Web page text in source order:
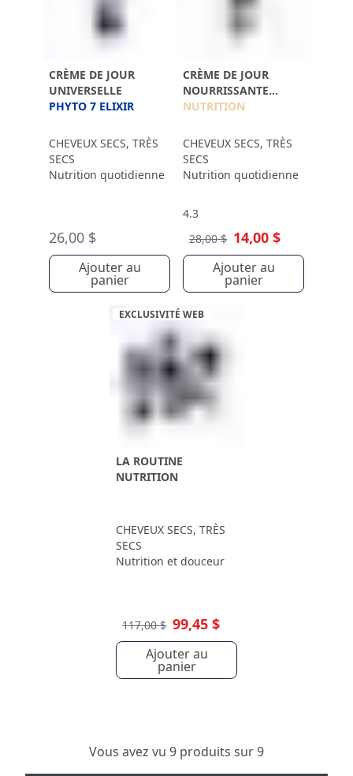
CRÈME DE JOUR
UNIVERSELLE
PHYTO 7 ELIXIR
CHEVEUX SECS, TRÈS
SECS
Nutrition quotidienne
26,00 $
Ajouter au
panier
CRÈME DE JOUR
NOURRISSANTE
PHYTO 7
NUTRITION
CHEVEUX SECS, TRÈS
SECS
Nutrition quotidienne
4.3
28,00 $ 14,00 $
Ajouter au
panier
EXCLUSIVITÉ WEB
LA ROUTINE
NUTRITION
CHEVEUX SECS, TRÈS
SECS
Nutrition et douceur
117,00 $ 99,45 $
Ajouter au
panier
Vous avez vu 9 produits sur 9